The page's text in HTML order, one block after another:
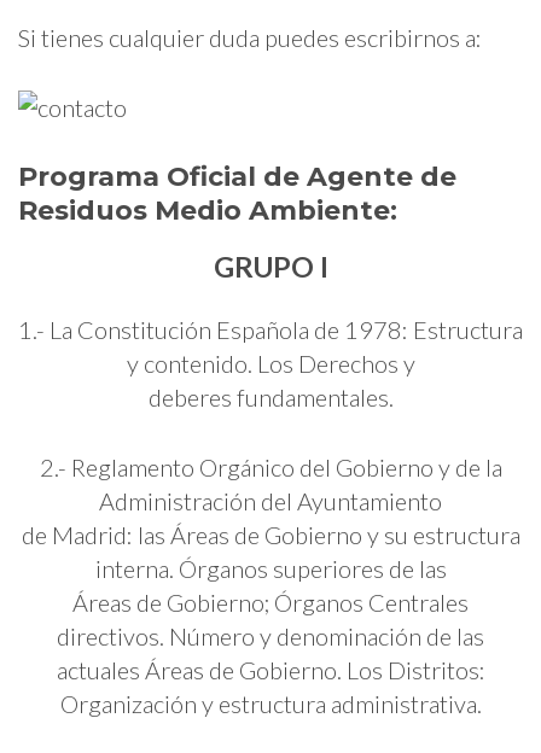
Si tienes cualquier duda puedes escribirnos a:
Programa Oficial de Agente de
Residuos Medio Ambiente:
GRUPO I
1.- La Constitución Española de 1978: Estructura
y contenido. Los Derechos y
deberes fundamentales.
2.- Reglamento Orgánico del Gobierno y de la
Administración del Ayuntamiento
de Madrid: las Áreas de Gobierno y su estructura
interna. Órganos superiores de las
Áreas de Gobierno; Órganos Centrales
directivos. Número y denominación de las
actuales Áreas de Gobierno. Los Distritos:
Organización y estructura administrativa.